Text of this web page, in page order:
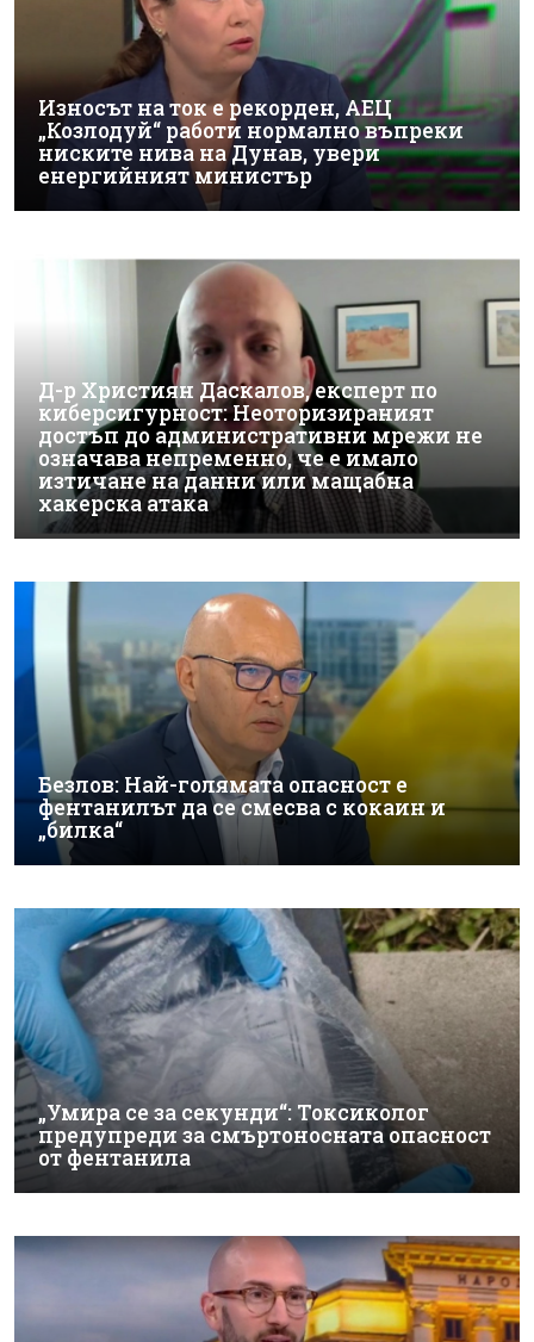
Износът на ток е рекорден, АЕЦ
„Козлодуй“ работи нормално въпреки
ниските нива на Дунав, увери
енергийният министър
Д-р Християн Даскалов, експерт по
киберсигурност: Неоторизираният
достъп до административни мрежи не
означава непременно, че е имало
изтичане на данни или мащабна
хакерска атака
Безлов: Най-голямата опасност е
фентанилът да се смесва с кокаин и
„билка“
„Умира се за секунди“: Токсиколог
предупреди за смъртоносната опасност
от фентанила